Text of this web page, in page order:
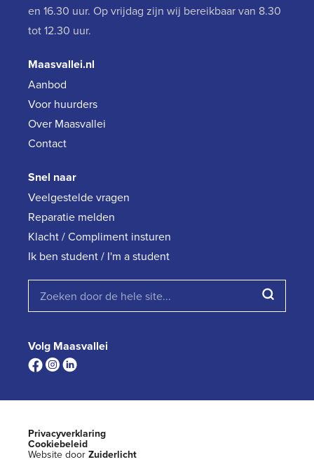
en 16.30 uur. Op vrijdag zijn wij bereikbaar van 8.30
tot 12.30 uur.
Maasvallei.nl
Aanbod
Voor huurders
Over Maasvallei
Contact
Snel naar
Veelgestelde vragen
Reparatie melden
Klacht / Compliment insturen
Ik ben student / I'm a student
Volg Maasvallei
Privacyverklaring
Cookiebeleid
Website door Zuiderlicht